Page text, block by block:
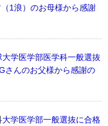
1浪）のお母様から感謝
大学医学部医学科一般選抜
さんのお父様から感謝の
大学医学部一般選抜に合格